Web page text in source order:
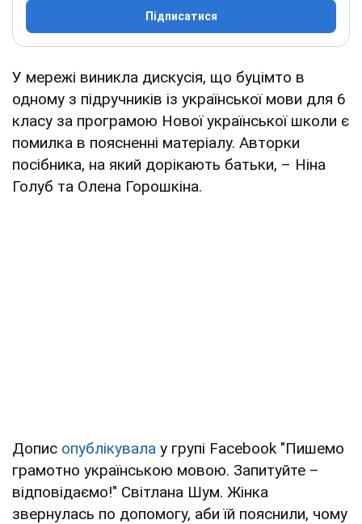
Підписатися
У мережі виникла дискусія, що буцімто в
одному з підручників із української мови для 6
класу за програмою Нової української школи є
помилка в поясненні матеріалу. Авторки
посібника, на який дорікають батьки, – Ніна
Голуб та Олена Горошкіна.
Допис опублікувала у групі Facebook "Пишемо
грамотно українською мовою. Запитуйте –
відповідаємо!" Світлана Шум. Жінка
звернулась по допомогу, аби їй пояснили, чому